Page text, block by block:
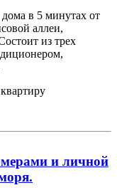
дома в 5 минутах от
аллеи,
из трех
квартиру
и личной